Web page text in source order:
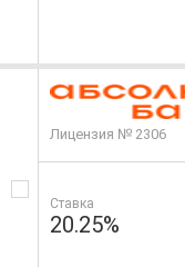
Лицензия № 2306
Ставка
20.25%